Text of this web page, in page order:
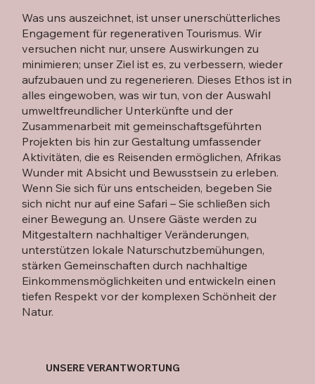
Was uns auszeichnet, ist unser unerschütterliches
Engagement für regenerativen Tourismus. Wir
versuchen nicht nur, unsere Auswirkungen zu
minimieren; unser Ziel ist es, zu verbessern, wieder
aufzubauen und zu regenerieren. Dieses Ethos ist in
alles eingewoben, was wir tun, von der Auswahl
umweltfreundlicher Unterkünfte und der
Zusammenarbeit mit gemeinschaftsgeführten
Projekten bis hin zur Gestaltung umfassender
Aktivitäten, die es Reisenden ermöglichen, Afrikas
Wunder mit Absicht und Bewusstsein zu erleben.
Wenn Sie sich für uns entscheiden, begeben Sie
sich nicht nur auf eine Safari – Sie schließen sich
einer Bewegung an. Unsere Gäste werden zu
Mitgestaltern nachhaltiger Veränderungen,
unterstützen lokale Naturschutzbemühungen,
stärken Gemeinschaften durch nachhaltige
Einkommensmöglichkeiten und entwickeln einen
tiefen Respekt vor der komplexen Schönheit der
Natur.
UNSERE VERANTWORTUNG